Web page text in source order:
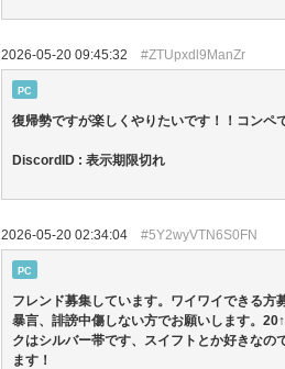
2026-05-20 09:45:32 #ZTUpxdl9ManZr
PC
復帰勢ですが楽しくやりたいです！！コンペ
DiscordID : 表示期限切れ
2026-05-20 02:34:04 #5Y2wyVTN6S0FN
PC
フレンド募集しています。ワイワイできる方
暴言、誹謗中傷しない方でお願いします。
クはシルバー帯です、スイフトとか好きなの
ます！